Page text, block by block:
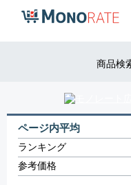
商品検
ページ内平均
ランキング
参考価格